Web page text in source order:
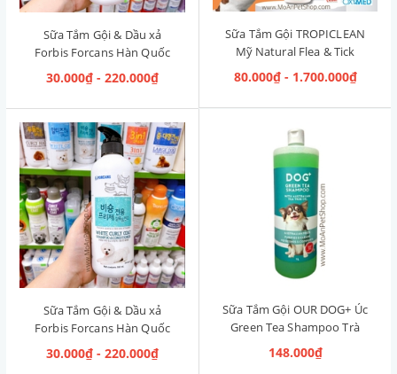
Sữa Tắm Gội & Dầu xả
Forbis Forcans Hàn Quốc
Curly Hair [Lông xoăn]
30.000₫ - 220.000₫
Sữa Tắm Gội TROPICLEAN
Mỹ Natural Flea & Tick
Maximum Strength [Phòng
& Diệt Ve Rận]
80.000₫ - 1.700.000₫
Sữa Tắm Gội & Dầu xả
Forbis Forcans Hàn Quốc
White Curly Coat [Lông
Trắng Xoăn]
30.000₫ - 220.000₫
Sữa Tắm Gội OUR DOG+ Úc
Green Tea Shampoo Trà
Xanh 1L
148.000₫